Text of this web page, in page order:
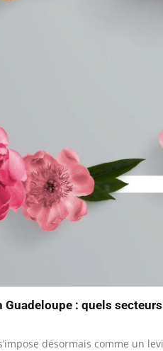
: quels
désormais comme un